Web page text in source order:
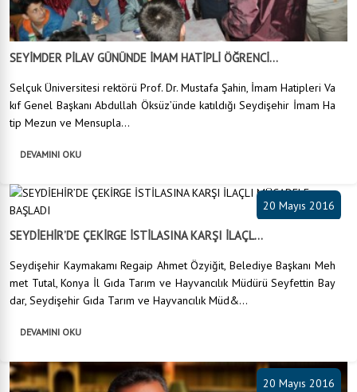
SEYİMDER PİLAV GÜNÜNDE İMAM HATİPLİ ÖĞRENCİ...
Selçuk Üniversitesi rektörü Prof. Dr. Mustafa Şahin, İmam Hatipleri Va
kıf Genel Başkanı Abdullah Öksüz’ünde katıldığı Seydişehir İmam Ha
tip Mezun ve Mensupla...
DEVAMINI OKU
20 Mayıs 2016
SEYDİEHİR’DE ÇEKİRGE İSTİLASINA KARŞI İLAÇL...
Seydişehir Kaymakamı Regaip Ahmet Özyiğit, Belediye Başkanı Meh
met Tutal, Konya İl Gıda Tarım ve Hayvancılık Müdürü Seyfettin Bay
dar, Seydişehir Gıda Tarım ve Hayvancılık Müd&...
DEVAMINI OKU
20 Mayıs 2016